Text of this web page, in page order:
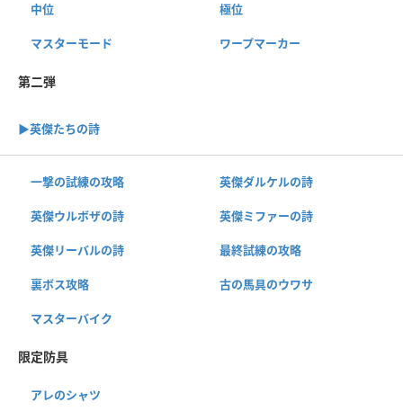
中位 極位
マスターモード ワープマーカー
第二弾
▶︎英傑たちの詩
一撃の試練の攻略 英傑ダルケルの詩
英傑ウルボザの詩 英傑ミファーの詩
英傑リーバルの詩 最終試練の攻略
裏ボス攻略 古の馬具のウワサ
マスターバイク
限定防具
アレのシャツ